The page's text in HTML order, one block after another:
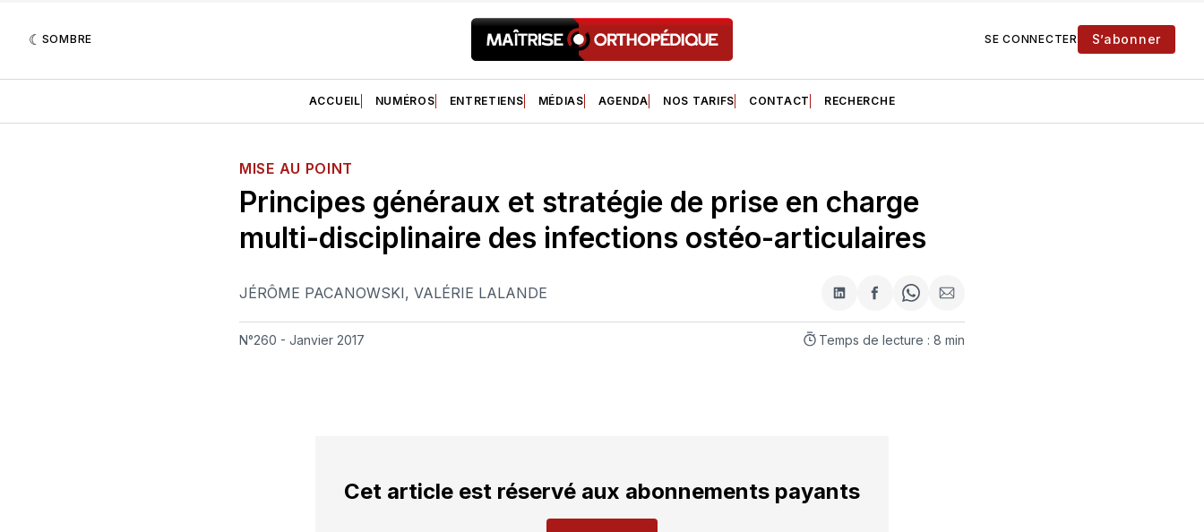
SOMBRE SE CONNECTER S’abonner
ACCUEIL NUMÉROS ENTRETIENS MÉDIAS AGENDA NOS TARIFS CONTACT RECHERCHE
MISE AU POINT
Principes généraux et stratégie de prise en charge
multi-disciplinaire des infections ostéo-articulaires
JÉRÔME PACANOWSKI, VALÉRIE LALANDE
Partager
sur
LinkedIn
Partager
sur
Facebook
Share
on
WhatsApp
Partager
par
courriel
N°260 - Janvier 2017 Temps de lecture : 8 min
Cet article est réservé aux abonnements payants